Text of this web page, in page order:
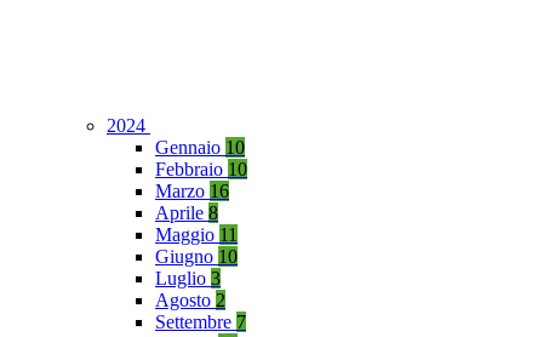
2024
Gennaio 10
Febbraio 10
Marzo 16
Aprile 8
Maggio 11
Giugno 10
Luglio 3
Agosto 2
Settembre 7